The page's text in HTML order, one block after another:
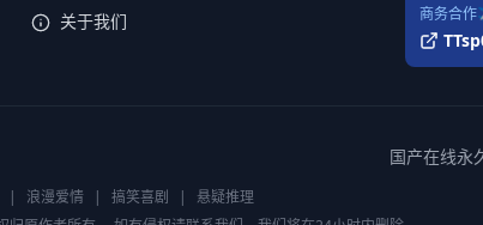
关于我们
商务合
国产在线永
| 浪漫爱情 | 搞笑喜剧 |
悬疑推理